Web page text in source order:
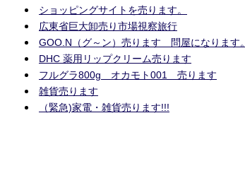
ショッピングサイトを売ります。
広東省巨大卸売り市場視察旅行
GOO.N（グ～ン）売ります 問屋になります。
DHC 薬用リップクリーム売ります
フルグラ800g オカモト001 売ります
雑貨売ります
（緊急)家電・雑貨売ります!!!